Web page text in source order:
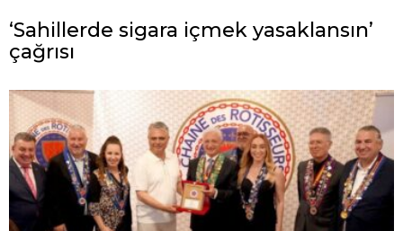
‘Sahillerde sigara içmek yasaklansın’
çağrısı